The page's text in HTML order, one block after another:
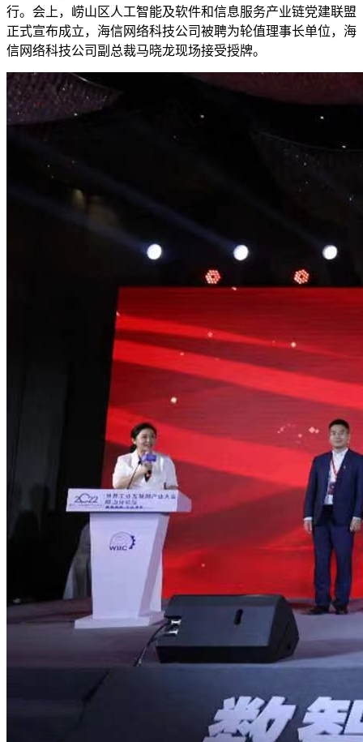
行。会上，崂山区人工智能及软件和信息服务产业链党建联盟
正式宣布成立，海信网络科技公司被聘为轮值理事长单位，海
信网络科技公司副总裁马晓龙现场接受授牌。